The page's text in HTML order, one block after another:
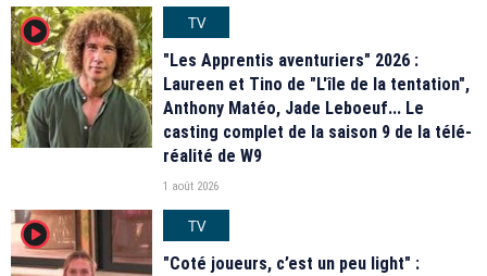
player2
TV
"Les Apprentis aventuriers" 2026 :
Laureen et Tino de "L'île de la tentation",
Anthony Matéo, Jade Leboeuf... Le
casting complet de la saison 9 de la télé-
réalité de W9
1 août 2026
player2
TV
"Coté joueurs, c’est un peu light" :